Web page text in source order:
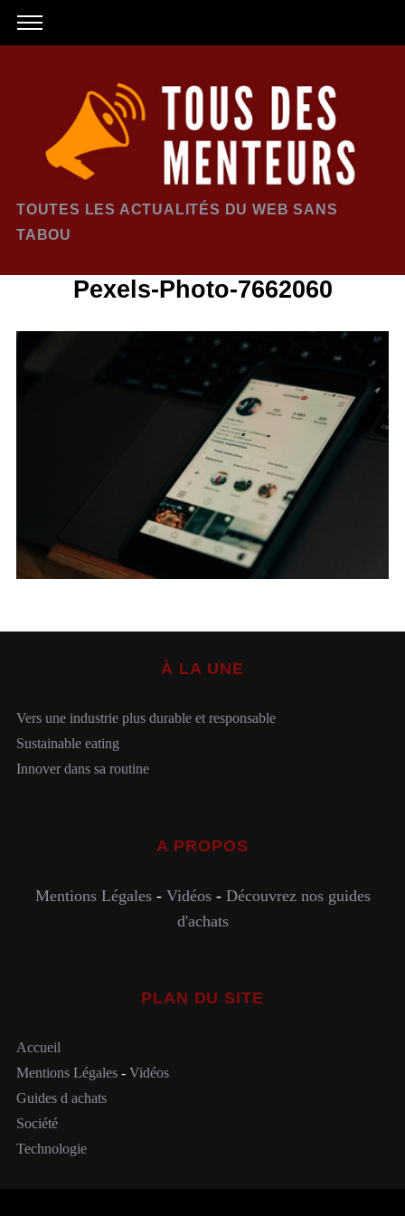
TOUTES LES ACTUALITÉS DU WEB SANS
TABOU
Pexels-Photo-7662060
À LA UNE
Vers une industrie plus durable et responsable
Sustainable eating
Innover dans sa routine
A PROPOS
Mentions Légales- Vidéos- Découvrez nos guides
d'achats
PLAN DU SITE
Accueil
Mentions Légales- Vidéos
Guides d achats
Société
Technologie
S
c
r